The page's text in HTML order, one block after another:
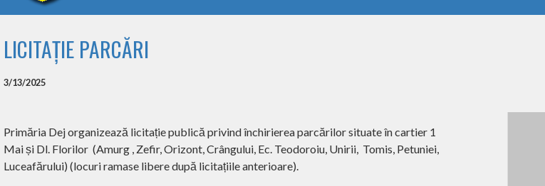
LICITAȚIE PARCĂRI
3/13/2025
Primăria Dej organizează licitație publică privind închirierea parcărilor situate în cartier 1
Mai și Dl. Florilor (Amurg , Zefir, Orizont, Crângului, Ec. Teodoroiu, Unirii, Tomis, Petuniei,
Luceafărului) (locuri ramase libere după licitațiile anterioare).